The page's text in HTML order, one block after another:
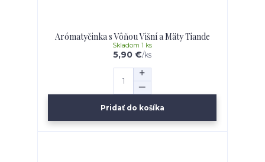
Arómatyčinka s Vôňou Višní a Mäty Tiande
5,90 €/ks
Skladom 1 ks
Pridať do košíka